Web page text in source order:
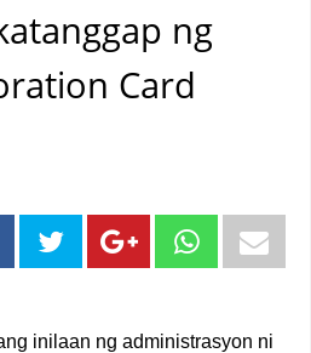
ng
Card
inilaan ng administrasyon ni